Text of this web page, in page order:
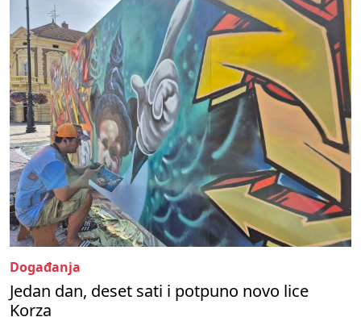
Događanja
Jedan dan, deset sati i potpuno novo lice
Korza